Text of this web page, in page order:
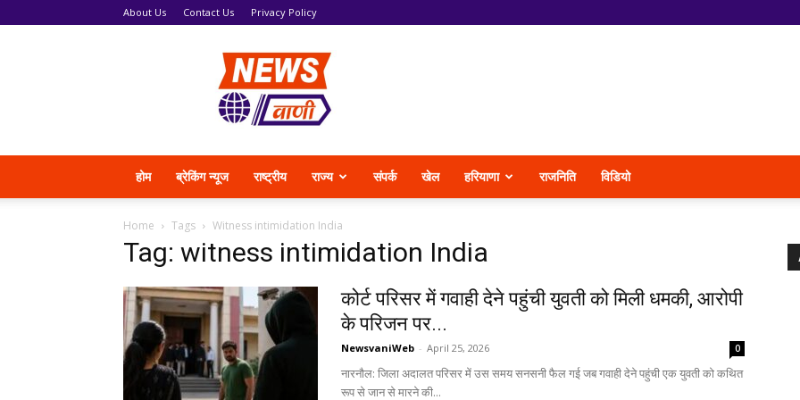
About Us Contact Us Privacy Policy
News
Vani
होम ब्रेकिंग न्यूज राष्ट्रीय राज्य संपर्क खेल हरियाणा राजनिति विडियो
Home Tags Witness intimidation India
Tag: witness intimidation India
कोर्ट परिसर में गवाही देने पहुंची युवती को मिली धमकी, आरोपी
के परिजन पर...
NewsvaniWeb - April 25, 2026 0
नारनौल: जिला अदालत परिसर में उस समय सनसनी फैल गई जब गवाही देने पहुंची एक युवती को कथित
रूप से जान से मारने की...